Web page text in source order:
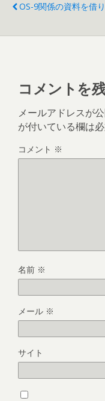
OS-9関係の資料を借
コメントを
メールアドレスが
が付いている欄は
コメント ※
名前 ※
メール ※
サイト